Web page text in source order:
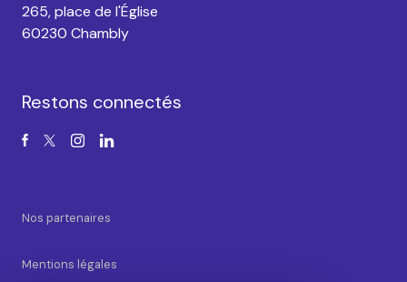
265, place de l'Église
60230 Chambly
Restons connectés
Nos partenaires
Mentions légales